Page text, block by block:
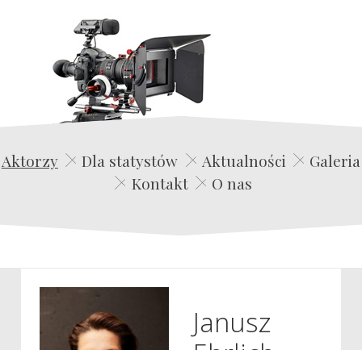
Edwin Film Agencja Aktorska
Aktorzy Dla statystów Aktualności
Galeria
Kontakt
O nas
Janusz